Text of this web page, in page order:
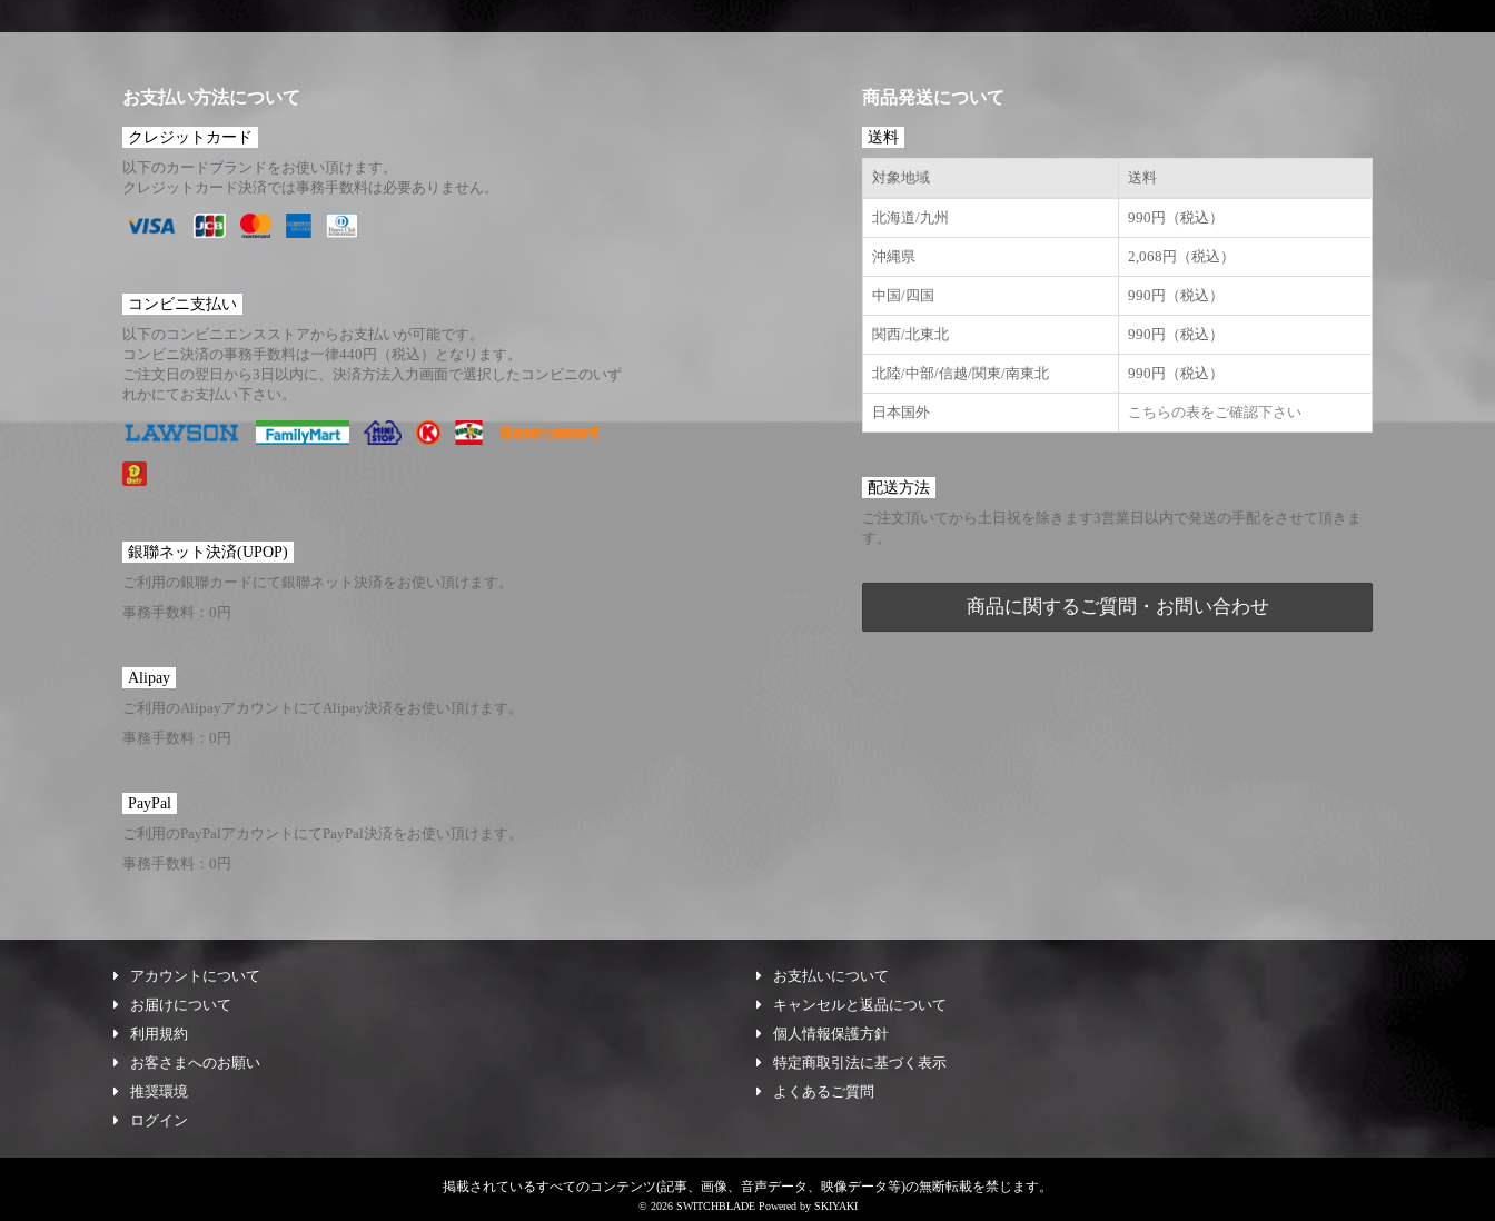
お支払い方法について
クレジットカード
以下のカードブランドをお使い頂けます。
クレジットカード決済では事務手数料は必要ありません。
コンビニ支払い
以下のコンビニエンスストアからお支払いが可能です。
コンビニ決済の事務手数料は一律440円（税込）となります。
ご注文日の翌日から3日以内に、決済方法入力画面で選択したコンビニのいず
れかにてお支払い下さい。
銀聯ネット決済(UPOP)
ご利用の銀聯カードにて銀聯ネット決済をお使い頂けます。
事務手数料：0円
Alipay
ご利用のAlipayアカウントにてAlipay決済をお使い頂けます。
事務手数料：0円
PayPal
ご利用のPayPalアカウントにてPayPal決済をお使い頂けます。
事務手数料：0円
商品発送について
送料
対象地域 送料
北海道/九州 990円（税込）
沖縄県 2,068円（税込）
中国/四国 990円（税込）
関西/北東北 990円（税込）
北陸/中部/信越/関東/南東北 990円（税込）
日本国外 こちらの表をご確認下さい
配送方法
ご注文頂いてから土日祝を除きます3営業日以内で発送の手配をさせて頂きま
す。
商品に関するご質問・お問い合わせ
アカウントについて
お支払いについて
お届けについて
キャンセルと返品について
利用規約
個人情報保護方針
お客さまへのお願い
特定商取引法に基づく表示
推奨環境
よくあるご質問
ログイン
掲載されているすべてのコンテンツ(記事、画像、音声データ、映像データ等)の無断転載を禁じます。
© 2026 SWITCHBLADE Powered by SKIYAKI